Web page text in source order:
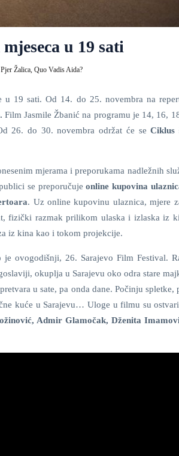
u 19 sati
Pjer Žalica, Quo Vadis Aida?
19 sati. Od 14. do 25. novembra na
Film Jasmile Žbanić na programu je 14, 16,
26. do 30. novembra održat će seCiklus
mjerama i preporukama nadležnih
se preporučujeonline kupovina
. Uz online kupovinu ulaznica, mjere
fizički razmak prilikom ulaska i izlaska iz
iz kina kao i tokom projekcije.
ovogodišnji, 26. Sarajevo Film Festival.
okuplja u Sarajevu oko odra stare
u sate, pa onda dane. Počinju spletke,
kuće u Sarajevu… Uloge u filmu su
Admir Glamočak, Dženita